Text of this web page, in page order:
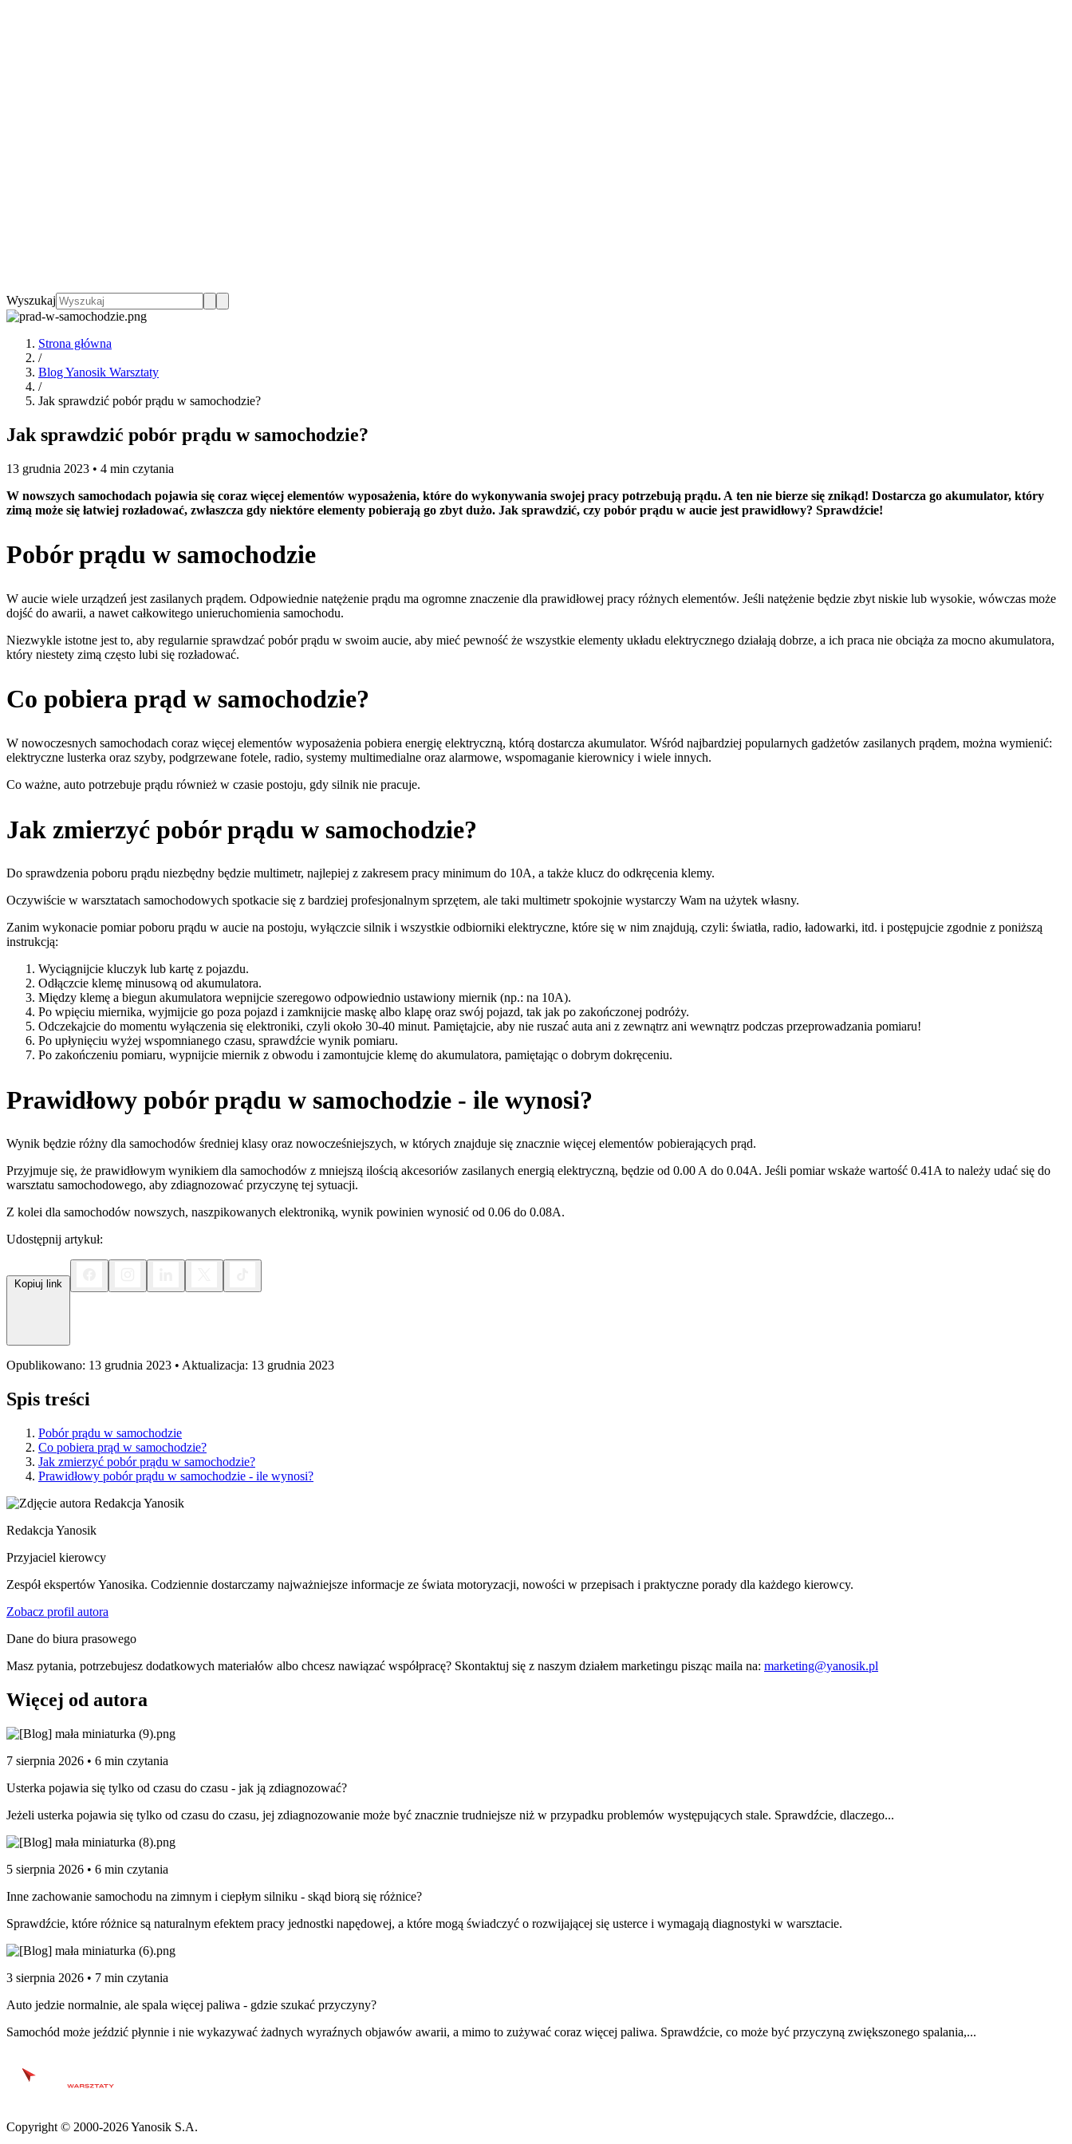
Wyszukaj
Strona główna
/
Blog Yanosik Warsztaty
/
Jak sprawdzić pobór prądu w samochodzie?
Jak sprawdzić pobór prądu w samochodzie?
13 grudnia 2023 • 4 min czytania
W nowszych samochodach pojawia się coraz więcej elementów wyposażenia, które do wykonywania swojej pracy potrzebują prądu. A ten nie bierze się znikąd! Dostarcza go akumulator, który
zimą może się łatwiej rozładować, zwłaszcza gdy niektóre elementy pobierają go zbyt dużo. Jak sprawdzić, czy pobór prądu w aucie jest prawidłowy? Sprawdźcie!
Pobór prądu w samochodzie
W aucie wiele urządzeń jest zasilanych prądem. Odpowiednie natężenie prądu ma ogromne znaczenie dla prawidłowej pracy różnych elementów. Jeśli natężenie będzie zbyt niskie lub wysokie, wówczas może
dojść do awarii, a nawet całkowitego unieruchomienia samochodu.
Niezwykle istotne jest to, aby regularnie sprawdzać pobór prądu w swoim aucie, aby mieć pewność że wszystkie elementy układu elektrycznego działają dobrze, a ich praca nie obciąża za mocno akumulatora,
który niestety zimą często lubi się rozładować.
Co pobiera prąd w samochodzie?
W nowoczesnych samochodach coraz więcej elementów wyposażenia pobiera energię elektryczną, którą dostarcza akumulator. Wśród najbardziej popularnych gadżetów zasilanych prądem, można wymienić:
elektryczne lusterka oraz szyby, podgrzewane fotele, radio, systemy multimedialne oraz alarmowe, wspomaganie kierownicy i wiele innych.
Co ważne, auto potrzebuje prądu również w czasie postoju, gdy silnik nie pracuje.
Jak zmierzyć pobór prądu w samochodzie?
Do sprawdzenia poboru prądu niezbędny będzie multimetr, najlepiej z zakresem pracy minimum do 10A, a także klucz do odkręcenia klemy.
Oczywiście w warsztatach samochodowych spotkacie się z bardziej profesjonalnym sprzętem, ale taki multimetr spokojnie wystarczy Wam na użytek własny.
Zanim wykonacie pomiar poboru prądu w aucie na postoju, wyłączcie silnik i wszystkie odbiorniki elektryczne, które się w nim znajdują, czyli: światła, radio, ładowarki, itd. i postępujcie zgodnie z poniższą
instrukcją:
Wyciągnijcie kluczyk lub kartę z pojazdu.
Odłączcie klemę minusową od akumulatora.
Między klemę a biegun akumulatora wepnijcie szeregowo odpowiednio ustawiony miernik (np.: na 10A).
Po wpięciu miernika, wyjmijcie go poza pojazd i zamknijcie maskę albo klapę oraz swój pojazd, tak jak po zakończonej podróży.
Odczekajcie do momentu wyłączenia się elektroniki, czyli około 30-40 minut. Pamiętajcie, aby nie ruszać auta ani z zewnątrz ani wewnątrz podczas przeprowadzania pomiaru!
Po upłynięciu wyżej wspomnianego czasu, sprawdźcie wynik pomiaru.
Po zakończeniu pomiaru, wypnijcie miernik z obwodu i zamontujcie klemę do akumulatora, pamiętając o dobrym dokręceniu.
Prawidłowy pobór prądu w samochodzie - ile wynosi?
Wynik będzie różny dla samochodów średniej klasy oraz nowocześniejszych, w których znajduje się znacznie więcej elementów pobierających prąd.
Przyjmuje się, że prawidłowym wynikiem dla samochodów z mniejszą ilością akcesoriów zasilanych energią elektryczną, będzie od 0.00 A do 0.04A. Jeśli pomiar wskaże wartość 0.41A to należy udać się do
warsztatu samochodowego, aby zdiagnozować przyczynę tej sytuacji.
Z kolei dla samochodów nowszych, naszpikowanych elektroniką, wynik powinien wynosić od 0.06 do 0.08A.
Udostępnij artykuł:
Opublikowano: 13 grudnia 2023 • Aktualizacja: 13 grudnia 2023
Spis treści
Pobór prądu w samochodzie
Co pobiera prąd w samochodzie?
Jak zmierzyć pobór prądu w samochodzie?
Prawidłowy pobór prądu w samochodzie - ile wynosi?
Redakcja Yanosik
Przyjaciel kierowcy
Zespół ekspertów Yanosika. Codziennie dostarczamy najważniejsze informacje ze świata motoryzacji, nowości w przepisach i praktyczne porady dla każdego kierowcy.
Zobacz profil autora
Dane do biura prasowego
Masz pytania, potrzebujesz dodatkowych materiałów albo chcesz nawiązać współpracę? Skontaktuj się z naszym działem marketingu pisząc maila na: marketing@yanosik.pl
Więcej od autora
7 sierpnia 2026 • 6 min czytania
Usterka pojawia się tylko od czasu do czasu - jak ją zdiagnozować?
Jeżeli usterka pojawia się tylko od czasu do czasu, jej zdiagnozowanie może być znacznie trudniejsze niż w przypadku problemów występujących stale. Sprawdźcie, dlaczego...
5 sierpnia 2026 • 6 min czytania
Inne zachowanie samochodu na zimnym i ciepłym silniku - skąd biorą się różnice?
Sprawdźcie, które różnice są naturalnym efektem pracy jednostki napędowej, a które mogą świadczyć o rozwijającej się usterce i wymagają diagnostyki w warsztacie.
3 sierpnia 2026 • 7 min czytania
Auto jedzie normalnie, ale spala więcej paliwa - gdzie szukać przyczyny?
Samochód może jeździć płynnie i nie wykazywać żadnych wyraźnych objawów awarii, a mimo to zużywać coraz więcej paliwa. Sprawdźcie, co może być przyczyną zwiększonego spalania,...
Copyright © 2000-2026 Yanosik S.A.